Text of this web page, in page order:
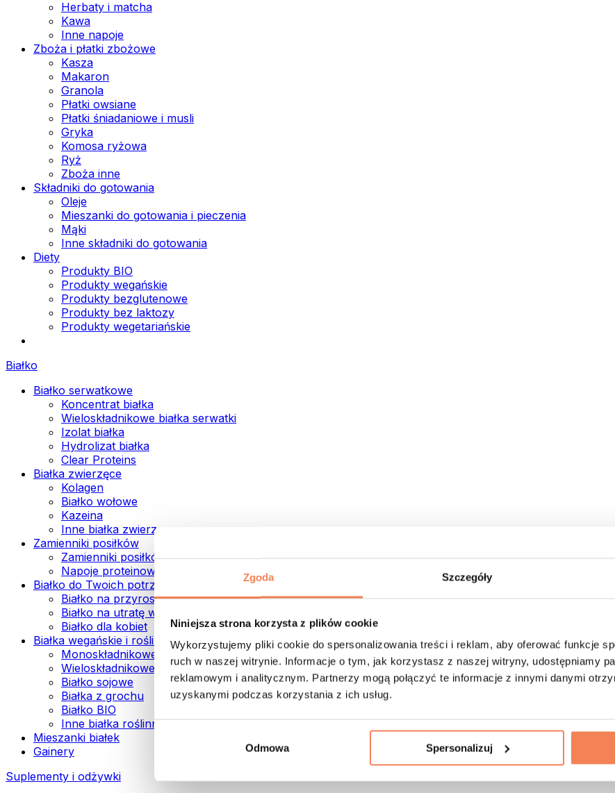
Zgoda Szczegóły
Niniejsza strona korzysta z plików cookie
Wykorzystujemy pliki cookie do spersonalizowania treści i reklam, aby oferować funkcje
ruch w naszej witrynie. Informacje o tym, jak korzystasz z naszej witryny, udostępniamy
reklamowym i analitycznym. Partnerzy mogą połączyć te informacje z innymi danymi
uzyskanymi podczas korzystania z ich usług.
Odmowa Spersonalizuj
Herbaty i matcha
Kawa
Inne napoje
Zboża i płatki zbożowe
Kasza
Makaron
Granola
Płatki owsiane
Płatki śniadaniowe i musli
Gryka
Komosa ryżowa
Ryż
Zboża inne
Składniki do gotowania
Oleje
Mieszanki do gotowania i pieczenia
Mąki
Inne składniki do gotowania
Diety
Produkty BIO
Produkty wegańskie
Produkty bezglutenowe
Produkty bez laktozy
Produkty wegetariańskie
Białko
Białko serwatkowe
Koncentrat białka
Wieloskładnikowe białka serwatki
Izolat białka
Hydrolizat białka
Clear Proteins
Białka zwierzęce
Kolagen
Białko wołowe
Kazeina
Inne białka zwierzęce
Zamienniki posiłków
Zamienniki posiłków w proszku
Napoje proteinowe ready to drink
Białko do Twoich potrzeb
Białko na przyrost mięśni
Białko na utratę wagi
Białko dla kobiet
Białka wegańskie i roślinne
Monoskładnikowe białka wegańskie
Wieloskładnikowe białka wegańskie
Białko sojowe
Białka z grochu
Białko BIO
Inne białka roślinne
Mieszanki białek
Gainery
Suplementy i odżywki